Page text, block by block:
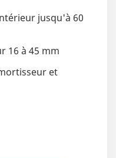
jusqu'à 60
16 à 45 mm
et